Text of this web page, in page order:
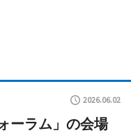
2026.06.02
ーラム」の会場